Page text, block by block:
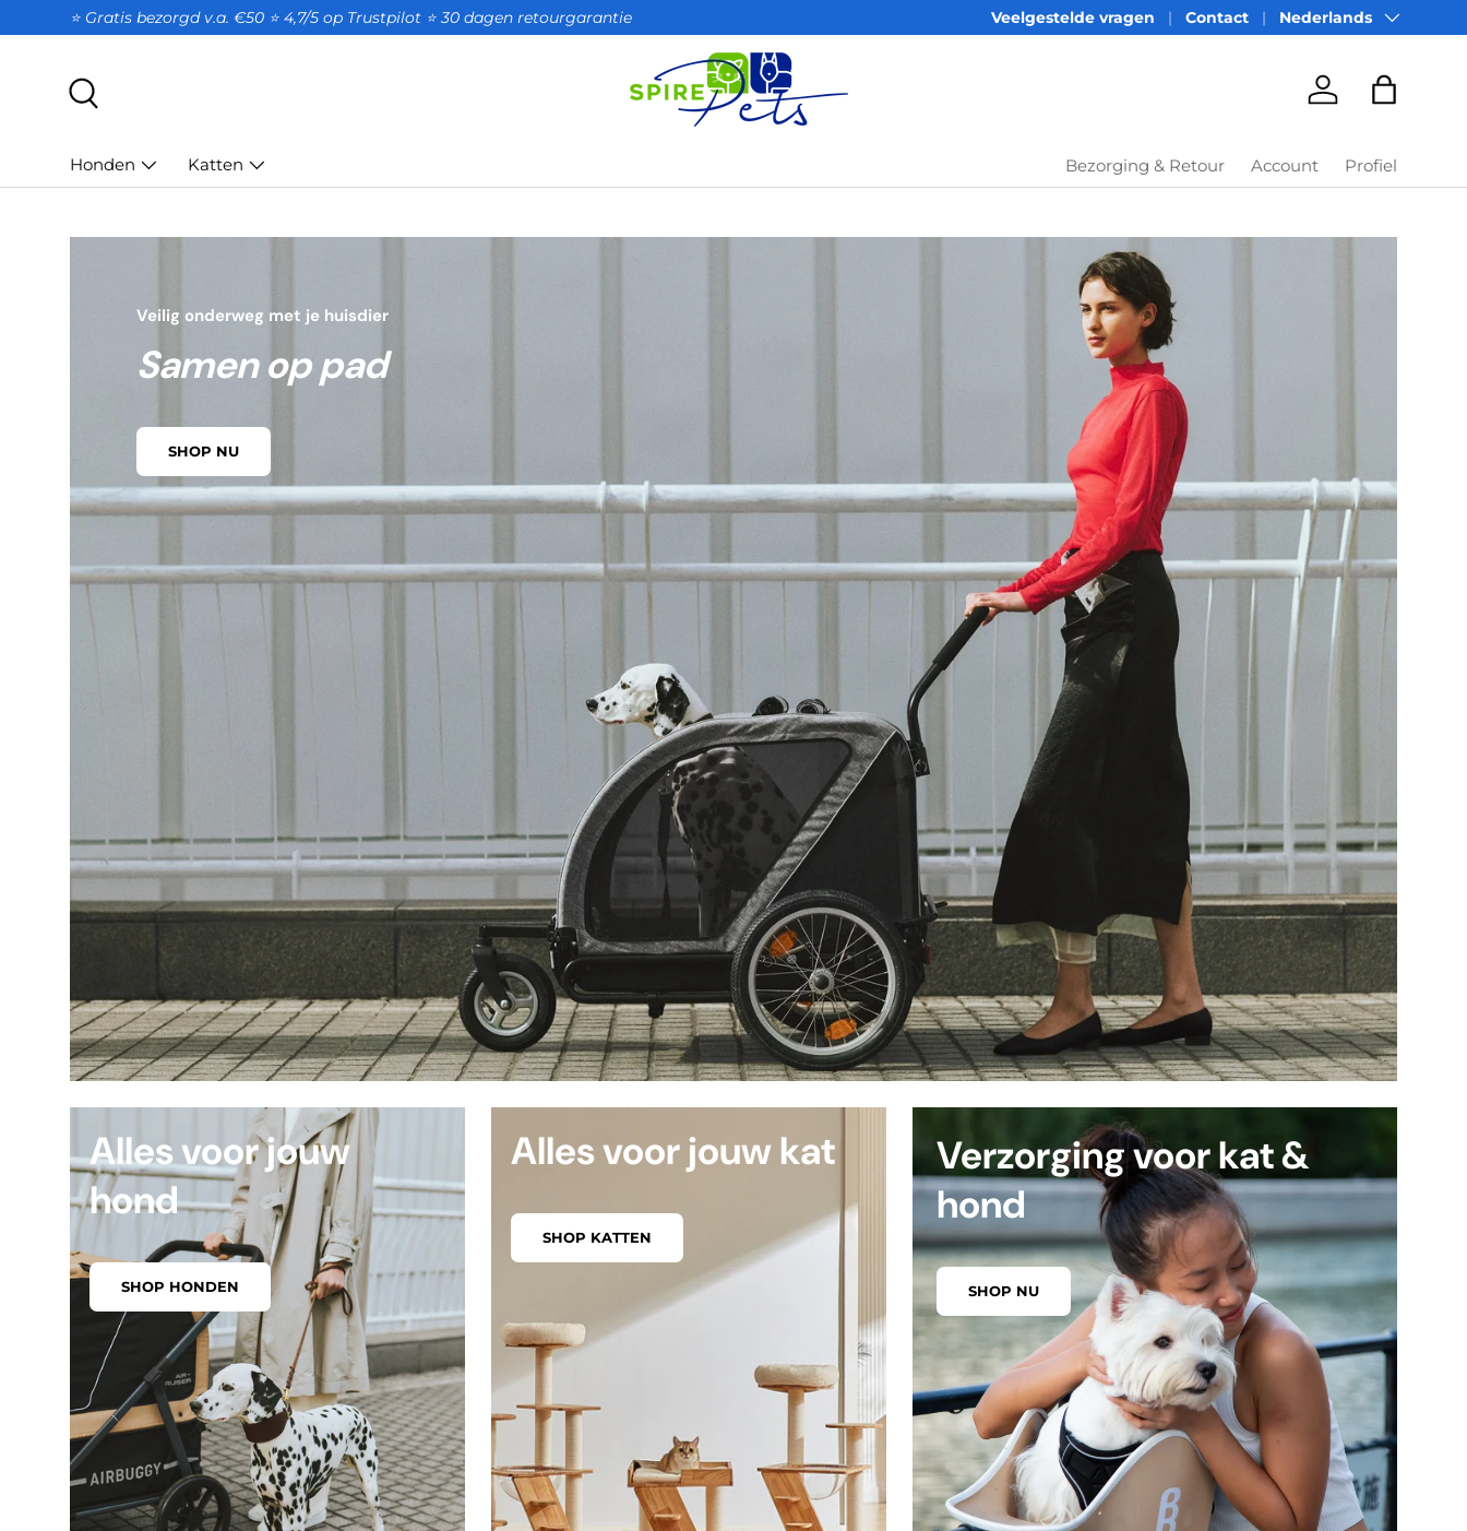
GA NAAR INHOUD
⭐ Gratis bezorgd v.a. €50 ⭐ 4,7/5 op Trustpilot ⭐️ 30 dagen retourgarantie Veelgestelde vragen Contact Taal
Nederlands
AccountTas
Honden Katten Bezorging & Retour Account Profiel
Veilig onderweg met je huisdier
Samen op pad
SHOP NU
Alles voor jouw
hond
SHOP HONDEN
Alles voor jouw kat
SHOP KATTEN
Verzorging voor kat &
hond
SHOP NU